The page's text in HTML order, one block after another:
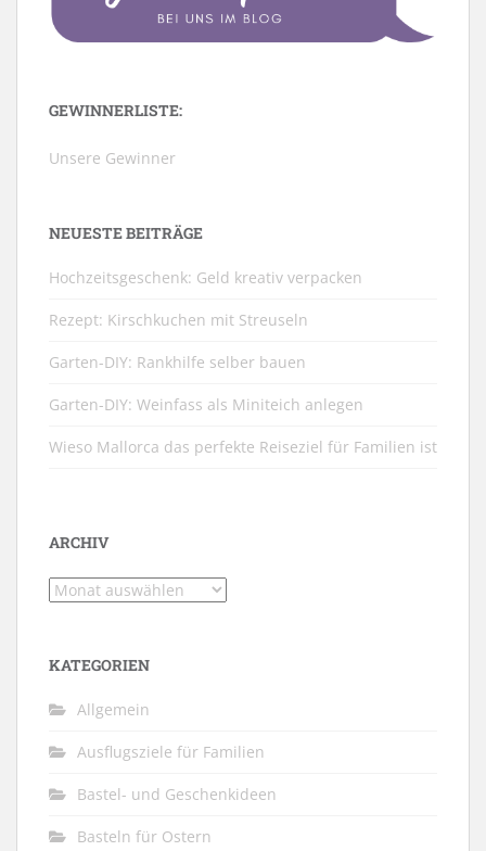
GEWINNERLISTE:
Unsere Gewinner
NEUESTE BEITRÄGE
Hochzeitsgeschenk: Geld kreativ verpacken
Rezept: Kirschkuchen mit Streuseln
Garten-DIY: Rankhilfe selber bauen
Garten-DIY: Weinfass als Miniteich anlegen
Wieso Mallorca das perfekte Reiseziel für Familien ist
ARCHIV
Archiv
KATEGORIEN
Allgemein
Ausflugsziele für Familien
Bastel- und Geschenkideen
Basteln für Ostern